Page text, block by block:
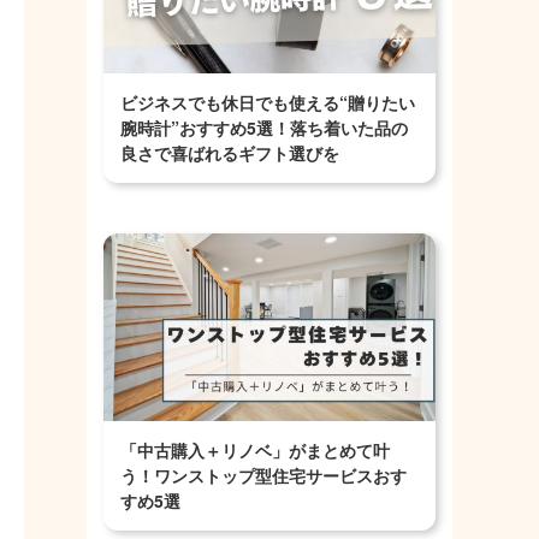
ビジネスでも休日でも使える“贈りたい
腕時計”おすすめ5選！落ち着いた品の
良さで喜ばれるギフト選びを
「中古購入＋リノベ」がまとめて叶
う！ワンストップ型住宅サービスおす
すめ5選